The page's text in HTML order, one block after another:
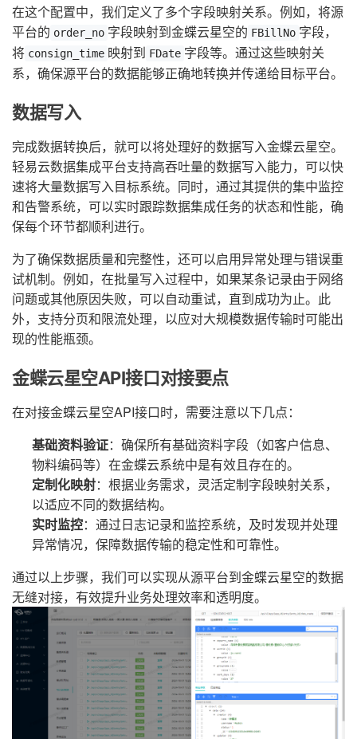
在这个配置中，我们定义了多个字段映射关系。例如，将源
平台的 order_no 字段映射到金蝶云星空的 FBillNo 字段，
将 consign_time 映射到 FDate 字段等。通过这些映射关
系，确保源平台的数据能够正确地转换并传递给目标平台。
数据写入
完成数据转换后，就可以将处理好的数据写入金蝶云星空。
轻易云数据集成平台支持高吞吐量的数据写入能力，可以快
速将大量数据写入目标系统。同时，通过其提供的集中监控
和告警系统，可以实时跟踪数据集成任务的状态和性能，确
保每个环节都顺利进行。
为了确保数据质量和完整性，还可以启用异常处理与错误重
试机制。例如，在批量写入过程中，如果某条记录由于网络
问题或其他原因失败，可以自动重试，直到成功为止。此
外，支持分页和限流处理，以应对大规模数据传输时可能出
现的性能瓶颈。
金蝶云星空API接口对接要点
在对接金蝶云星空API接口时，需要注意以下几点：
基础资料验证：确保所有基础资料字段（如客户信息、
物料编码等）在金蝶云系统中是有效且存在的。
定制化映射：根据业务需求，灵活定制字段映射关系，
以适应不同的数据结构。
实时监控：通过日志记录和监控系统，及时发现并处理
异常情况，保障数据传输的稳定性和可靠性。
通过以上步骤，我们可以实现从源平台到金蝶云星空的数据
无缝对接，有效提升业务处理效率和透明度。